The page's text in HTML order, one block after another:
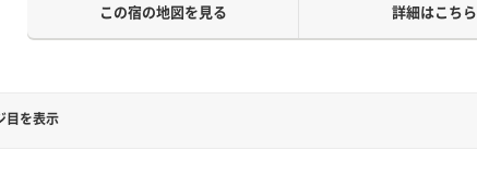
この宿の地図を見る 詳細はこちら
目を表示